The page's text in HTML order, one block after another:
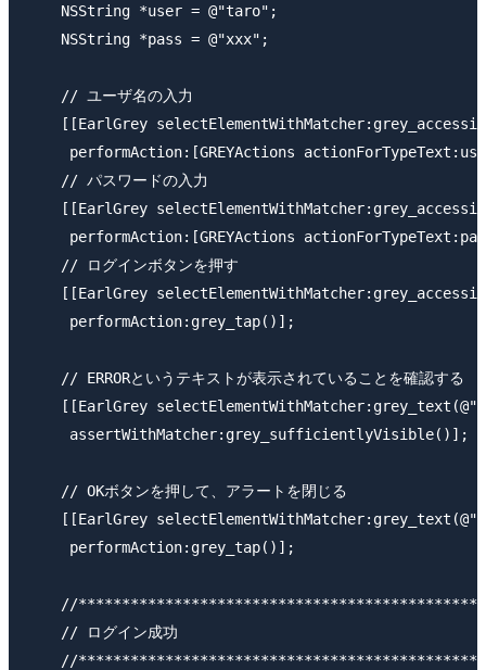
    NSString *user = @"taro";
    NSString *pass = @"xxx";
    // ユーザ名の入力
[[EarlGrey
performAction:[GREYActions
    // パスワードの入力
[[EarlGrey
performAction:[GREYActions
    // ログインボタンを押す
[[EarlGrey
     performAction:grey_tap()];
    // ERRORというテキストが表示されていることを確認する
[[EarlGrey
     assertWithMatcher:grey_sufficientlyVisible()];
    // OKボタンを押して、アラートを閉じる
[[EarlGrey
     performAction:grey_tap()];
//
    // ログイン成功
//